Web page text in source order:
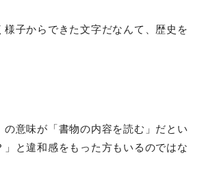
様子からできた文字だなんて、歴史を
の意味が「書物の内容を読む」だとい
」と違和感をもった方もいるのではな